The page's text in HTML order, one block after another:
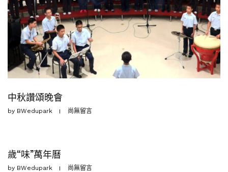
中秋讚頌晚會
by BWedupark 尚無留言
歲“味”萬年曆
by BWedupark 尚無留言